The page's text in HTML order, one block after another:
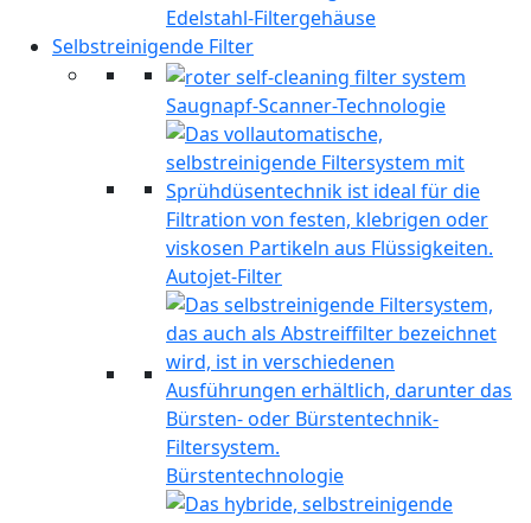
Edelstahl-Filtergehäuse
Selbstreinigende Filter
Saugnapf-Scanner-Technologie
Autojet-Filter
Bürstentechnologie